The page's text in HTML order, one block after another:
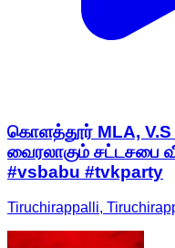
கொளத்தூர் MLA, V.S
வைரலாகும் சட்டசபை
#vsbabu #tvkparty
Tiruchirappalli,